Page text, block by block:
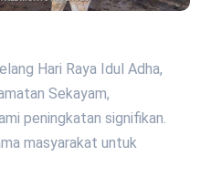
Hari Raya Idul Adha,
Sekayam,
peningkatan signifikan.
masyarakat untuk